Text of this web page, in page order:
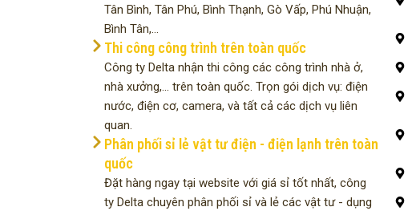
Tân Bình, Tân Phú, Bình Thạnh, Gò Vấp, Phú Nhuận,
Bình Tân,...
Thi công công trình trên toàn quốc
Công ty Delta nhận thi công các công trình nhà ở,
nhà xưởng,... trên toàn quốc. Trọn gói dịch vụ: điện
nước, điện cơ, camera, và tất cả các dịch vụ liên
quan.
Phân phối sỉ lẻ vật tư điện - điện lạnh trên toàn
quốc
Đặt hàng ngay tại website với giá sỉ tốt nhất, công
ty Delta chuyên phân phối sỉ và lẻ các vật tư - dụng